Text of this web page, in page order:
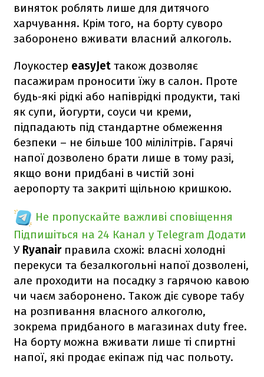
виняток роблять лише для дитячого
харчування. Крім того, на борту суворо
заборонено вживати власний алкоголь.
Лоукостер easyJet також дозволяє
пасажирам проносити їжу в салон. Проте
будь-які рідкі або напіврідкі продукти, такі
як супи, йогурти, соуси чи креми,
підпадають під стандартне обмеження
безпеки – не більше 100 мілілітрів. Гарячі
напої дозволено брати лише в тому разі,
якщо вони придбані в чистій зоні
аеропорту та закриті щільною кришкою.
Не пропускайте важливі сповіщення
Підпишіться на 24 Канал у Telegram Додати
У Ryanair правила схожі: власні холодні
перекуси та безалкогольні напої дозволені,
але проходити на посадку з гарячою кавою
чи чаєм заборонено. Також діє суворе табу
на розпивання власного алкоголю,
зокрема придбаного в магазинах duty free.
На борту можна вживати лише ті спиртні
напої, які продає екіпаж під час польоту.